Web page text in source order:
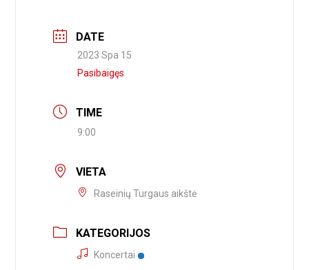
DATE
2023 Spa 15
Pasibaigęs
TIME
9:00
VIETA
Raseinių Turgaus aikštė
KATEGORIJOS
Koncertai